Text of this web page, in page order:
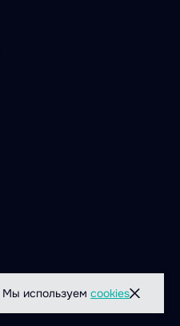
Мы используем cookies